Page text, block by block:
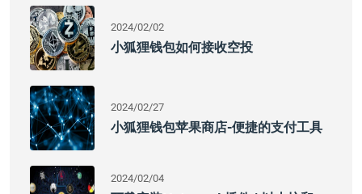
2024/02/02
小狐狸钱包如何接收空投
2024/02/27
小狐狸钱包苹果商店-便捷的支付工具
2024/02/04